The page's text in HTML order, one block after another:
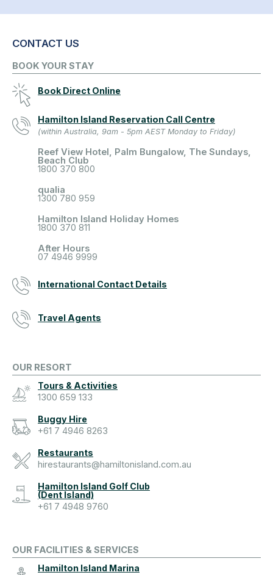
CONTACT US
BOOK YOUR STAY
Book Direct Online
Hamilton Island Reservation Call Centre
(within Australia, 9am - 5pm AEST Monday to Friday)
Reef View Hotel, Palm Bungalow, The Sundays,
Beach Club
1800 370 800
qualia
1300 780 959
Hamilton Island Holiday Homes
1800 370 811
After Hours
07 4946 9999
International Contact Details
Travel Agents
OUR RESORT
Tours & Activities
1300 659 133
Buggy Hire
+61 7 4946 8263
Restaurants
hirestaurants@hamiltonisland.com.au
Hamilton Island Golf Club
(Dent Island)
+61 7 4948 9760
OUR FACILITIES & SERVICES
Hamilton Island Marina